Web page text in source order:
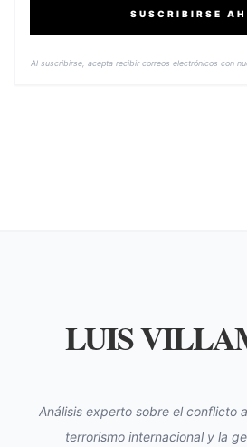
SUSCRIBIRSE
Al suscribirse, acepta recibir correos electrónicos con
LUIS
Análisis experto sobre el conflicto
terrorismo internacional y la